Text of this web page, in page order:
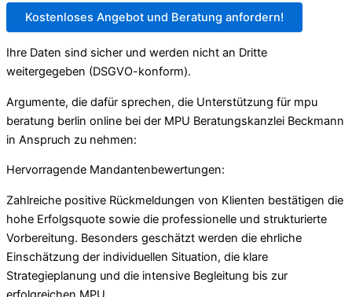
Kostenloses Angebot und Beratung anfordern!
Ihre Daten sind sicher und werden nicht an Dritte
weitergegeben (DSGVO-konform).
Argumente, die dafür sprechen, die Unterstützung für mpu
beratung berlin online bei der MPU Beratungskanzlei Beckmann
in Anspruch zu nehmen:
Hervorragende Mandantenbewertungen:
Zahlreiche positive Rückmeldungen von Klienten bestätigen die
hohe Erfolgsquote sowie die professionelle und strukturierte
Vorbereitung. Besonders geschätzt werden die ehrliche
Einschätzung der individuellen Situation, die klare
Strategieplanung und die intensive Begleitung bis zur